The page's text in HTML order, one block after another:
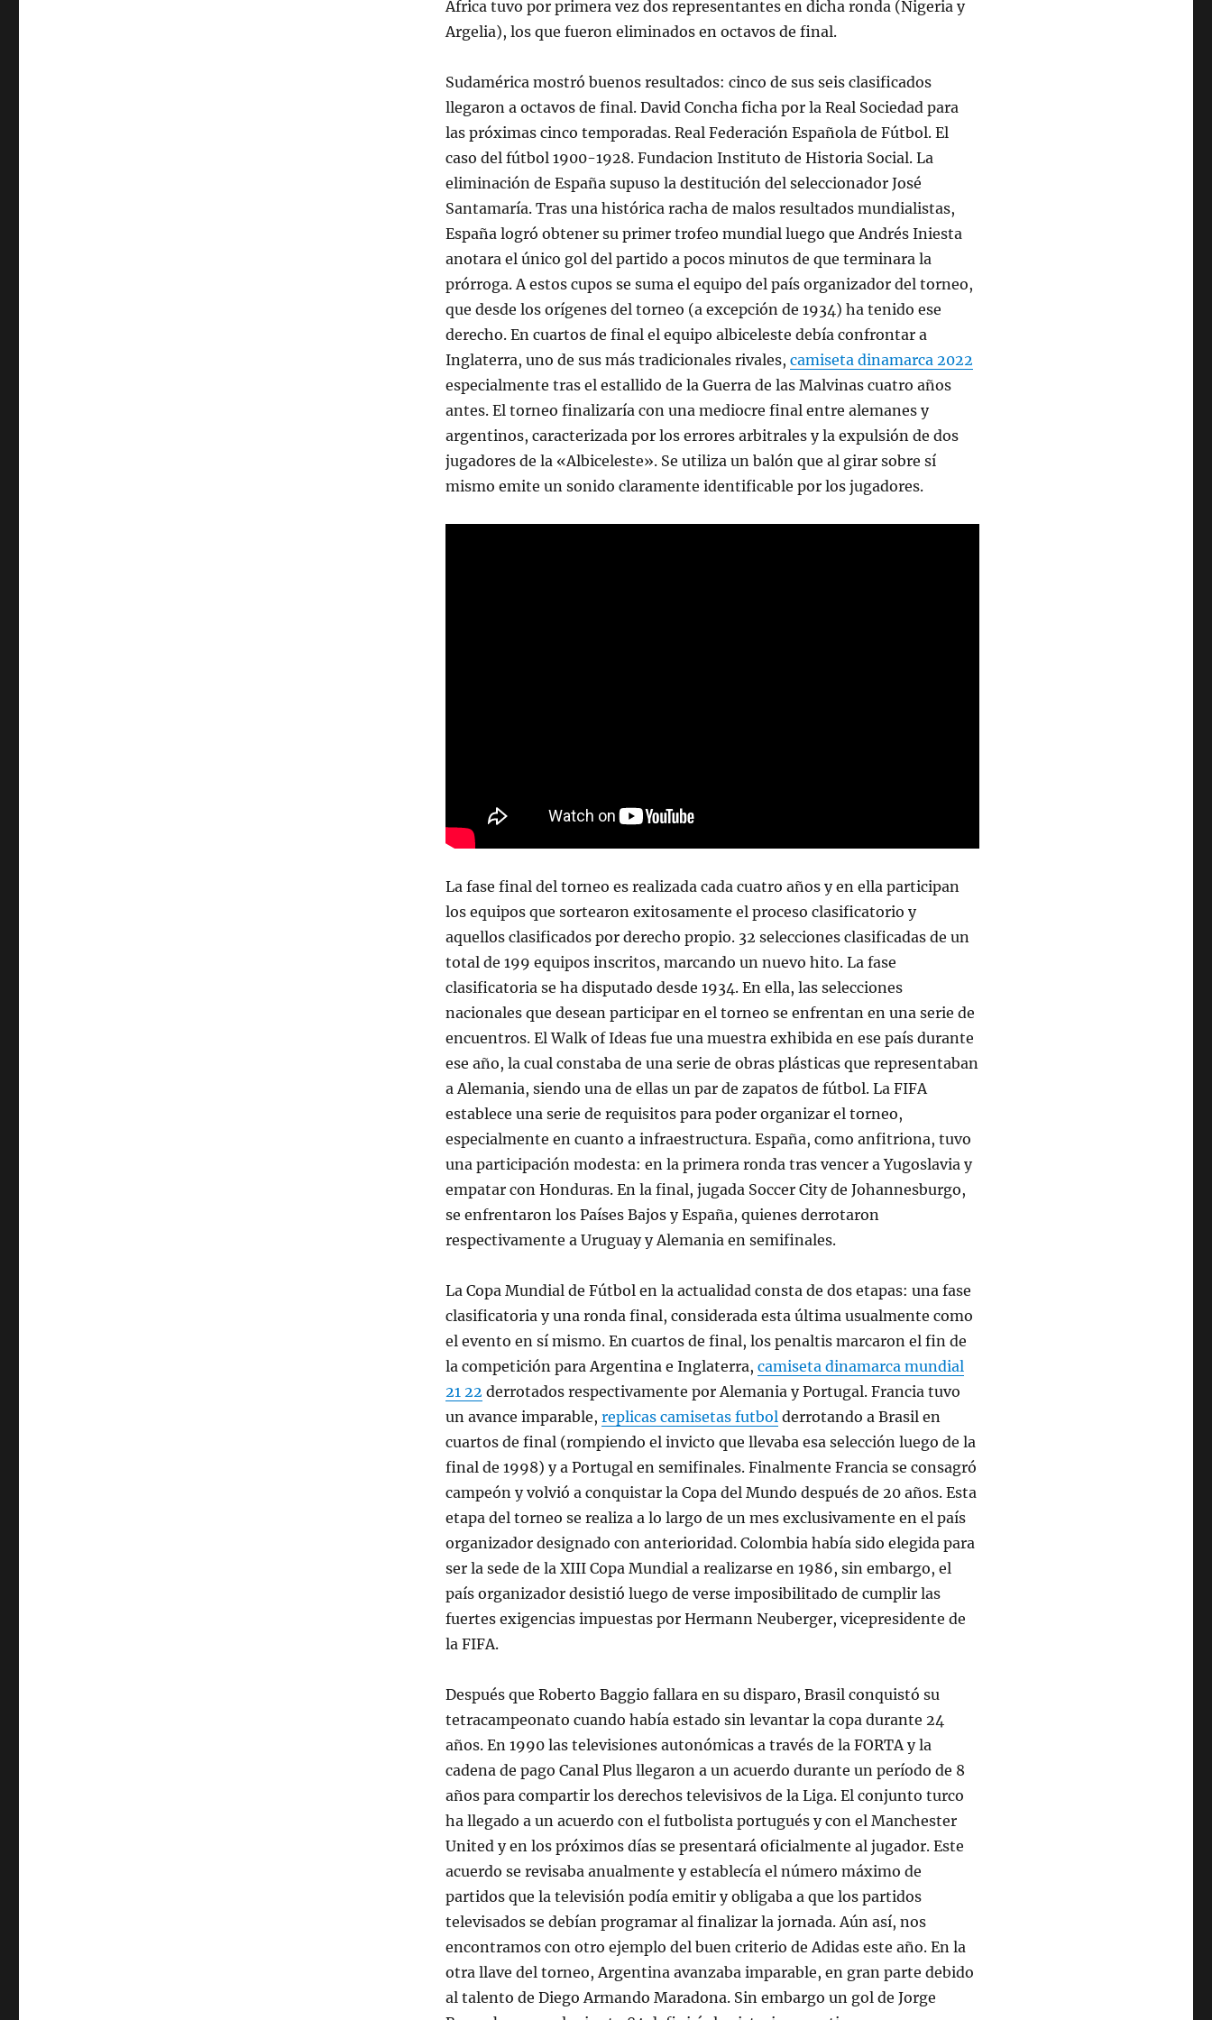
África tuvo por primera vez dos representantes en dicha ronda (Nigeria y
Argelia), los que fueron eliminados en octavos de final.
Sudamérica mostró buenos resultados: cinco de sus seis clasificados
llegaron a octavos de final. David Concha ficha por la Real Sociedad para
las próximas cinco temporadas. Real Federación Española de Fútbol. El
caso del fútbol 1900-1928. Fundacion Instituto de Historia Social. La
eliminación de España supuso la destitución del seleccionador José
Santamaría. Tras una histórica racha de malos resultados mundialistas,
España logró obtener su primer trofeo mundial luego que Andrés Iniesta
anotara el único gol del partido a pocos minutos de que terminara la
prórroga. A estos cupos se suma el equipo del país organizador del torneo,
que desde los orígenes del torneo (a excepción de 1934) ha tenido ese
derecho. En cuartos de final el equipo albiceleste debía confrontar a
Inglaterra, uno de sus más tradicionales rivales,camiseta dinamarca 2022
especialmente tras el estallido de la Guerra de las Malvinas cuatro años
antes. El torneo finalizaría con una mediocre final entre alemanes y
argentinos, caracterizada por los errores arbitrales y la expulsión de dos
jugadores de la «Albiceleste». Se utiliza un balón que al girar sobre sí
mismo emite un sonido claramente identificable por los jugadores.
La fase final del torneo es realizada cada cuatro años y en ella participan
los equipos que sortearon exitosamente el proceso clasificatorio y
aquellos clasificados por derecho propio. 32 selecciones clasificadas de un
total de 199 equipos inscritos, marcando un nuevo hito. La fase
clasificatoria se ha disputado desde 1934. En ella, las selecciones
nacionales que desean participar en el torneo se enfrentan en una serie de
encuentros. El Walk of Ideas fue una muestra exhibida en ese país durante
ese año, la cual constaba de una serie de obras plásticas que representaban
a Alemania, siendo una de ellas un par de zapatos de fútbol. La FIFA
establece una serie de requisitos para poder organizar el torneo,
especialmente en cuanto a infraestructura. España, como anfitriona, tuvo
una participación modesta: en la primera ronda tras vencer a Yugoslavia y
empatar con Honduras. En la final, jugada Soccer City de Johannesburgo,
se enfrentaron los Países Bajos y España, quienes derrotaron
respectivamente a Uruguay y Alemania en semifinales.
La Copa Mundial de Fútbol en la actualidad consta de dos etapas: una fase
clasificatoria y una ronda final, considerada esta última usualmente como
el evento en sí mismo. En cuartos de final, los penaltis marcaron el fin de
la competición para Argentina e Inglaterra,camiseta dinamarca mundial
21 22 derrotados respectivamente por Alemania y Portugal. Francia tuvo
un avance imparable,replicas camisetas futbol derrotando a Brasil en
cuartos de final (rompiendo el invicto que llevaba esa selección luego de la
final de 1998) y a Portugal en semifinales. Finalmente Francia se consagró
campeón y volvió a conquistar la Copa del Mundo después de 20 años. Esta
etapa del torneo se realiza a lo largo de un mes exclusivamente en el país
organizador designado con anterioridad. Colombia había sido elegida para
ser la sede de la XIII Copa Mundial a realizarse en 1986, sin embargo, el
país organizador desistió luego de verse imposibilitado de cumplir las
fuertes exigencias impuestas por Hermann Neuberger, vicepresidente de
la FIFA.
Después que Roberto Baggio fallara en su disparo, Brasil conquistó su
tetracampeonato cuando había estado sin levantar la copa durante 24
años. En 1990 las televisiones autonómicas a través de la FORTA y la
cadena de pago Canal Plus llegaron a un acuerdo durante un período de 8
años para compartir los derechos televisivos de la Liga. El conjunto turco
ha llegado a un acuerdo con el futbolista portugués y con el Manchester
United y en los próximos días se presentará oficialmente al jugador. Este
acuerdo se revisaba anualmente y establecía el número máximo de
partidos que la televisión podía emitir y obligaba a que los partidos
televisados se debían programar al finalizar la jornada. Aún así, nos
encontramos con otro ejemplo del buen criterio de Adidas este año. En la
otra llave del torneo, Argentina avanzaba imparable, en gran parte debido
al talento de Diego Armando Maradona. Sin embargo un gol de Jorge